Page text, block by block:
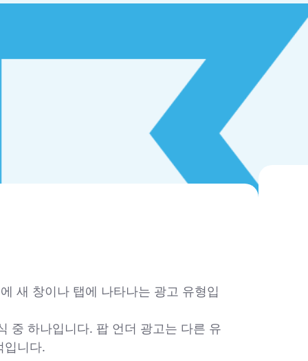
새 창이나 탭에 나타나는 광고 유형입
중 하나입니다. 팝 언더 광고는 다른 유
입니다.